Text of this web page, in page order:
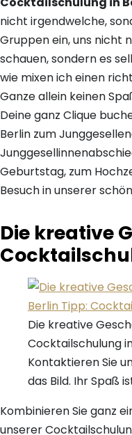
nicht irgendwelche,
Gruppen ein, uns nicht
schauen, sondern es
wie mixen ich einen
Ganze allein keinen
Deine ganz Clique
Berlin zum
Geburtstag, zum
Besuch in unserer
Die kreative
Die kreative
Cocktailschulung
Kontaktieren Sie
das Bild. Ihr Spaß
Kombinieren Sie ganz
unserer